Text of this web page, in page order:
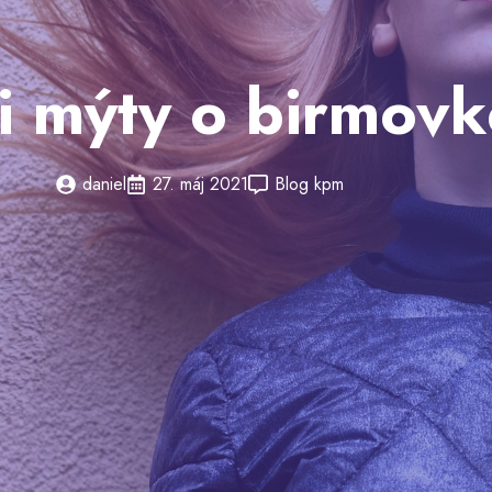
mýty o
daniel 27. máj 2021 Blog kpm